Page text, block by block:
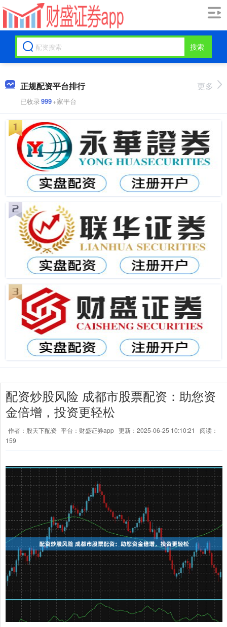
搜索
正规配资平台排行
已收录999+家平台
更多
配资炒股风险 成都市股票配资：助您资
金倍增，投资更轻松
作者：股天下配资 平台：财盛证券app 更新：2025-06-25 10:10:21
阅读：
159